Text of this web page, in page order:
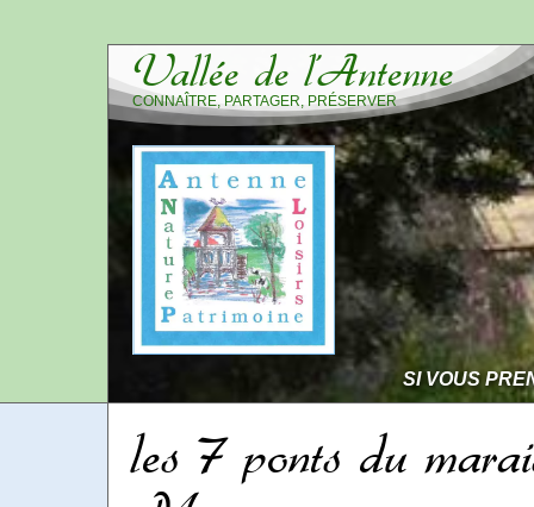
Vallée de l’Antenne
CONNAÎTRE, PARTAGER, PRÉSERVER
SI VOUS
les 7 ponts du